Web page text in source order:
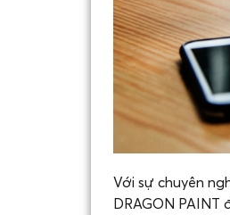
Với sự chuyên
DRAGON